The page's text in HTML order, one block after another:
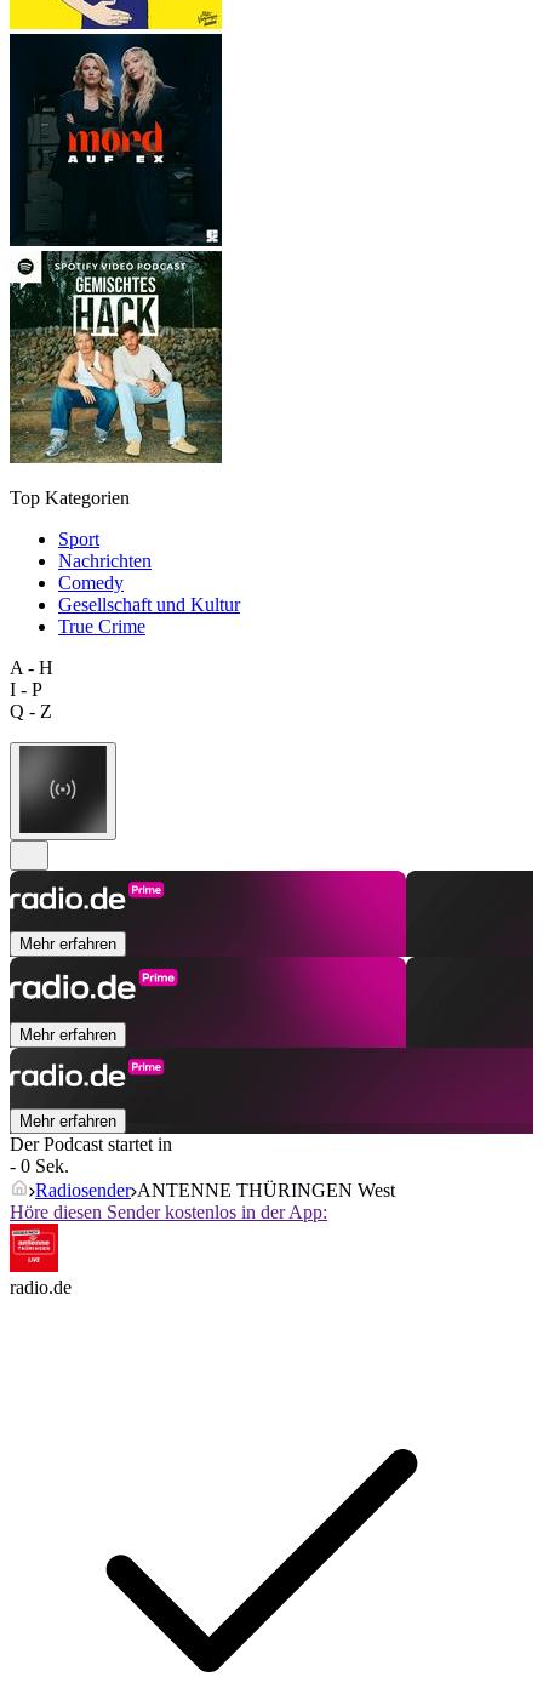
Top Kategorien
Sport
Nachrichten
Comedy
Gesellschaft und Kultur
True Crime
A - H
I - P
Q - Z
Mehr erfahren
Mehr erfahren
Mehr erfahren
Der Podcast startet in
- 0 Sek.
Radiosender ANTENNE THÜRINGEN West
Höre diesen Sender kostenlos in der App:
radio.de